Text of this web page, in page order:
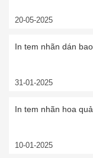
20-05-2025
In tem nhãn dán
31-01-2025
In tem nhãn hoa
10-01-2025